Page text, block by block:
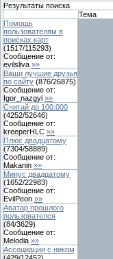
Результаты поиска
Тема
Помощь
пользователям в
поисках карт
(1517/115293)
Сообщение от:
evilsliva »»
Ваши лучшие друзья
по сайту (876/26875)
Сообщение от:
Igor_nazgyl »»
Считай до 100.000
(4252/52646)
Сообщение от:
kreeperHLC »»
Плюс двадцатому
(7304/58889)
Сообщение от:
Makanin »»
Минус двадцатому
(1652/22983)
Сообщение от:
EvilPeon »»
Аватар прошлого
пользователся
(84/3629)
Сообщение от:
Melodia »»
Ассоциации с ником